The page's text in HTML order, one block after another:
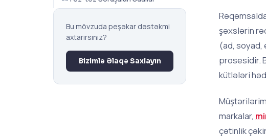
Bu mövzuda peşəkar dəstəkmi
axtarırsınız?
Bizimlə Əlaqə Saxlayın
şəxslərin
(ad, soyad,
prosesidir.
kütlələri
markalar,
çətinlik